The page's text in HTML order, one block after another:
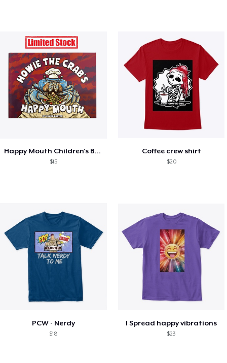
Happy Mouth Children's Book
$15
Coffee crew shirt
$20
PCW - Nerdy
$18
I Spread happy vibrations
$23